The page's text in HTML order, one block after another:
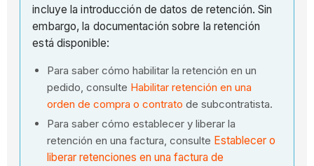
incluye la introducción de datos de retención. Sin
embargo, la documentación sobre la retención
está disponible:
Para saber cómo habilitar la retención en un
pedido, consulte Habilitar retención en una
orden de compra o contrato de subcontratista.
Para saber cómo establecer y liberar la
retención en una factura, consulte Establecer o
liberar retenciones en una factura de